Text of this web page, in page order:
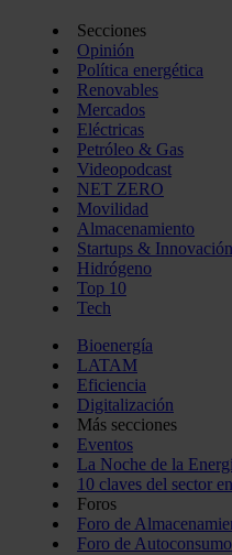
Secciones
Opinión
Política energética
Renovables
Mercados
Eléctricas
Petróleo & Gas
Videopodcast
NET ZERO
Movilidad
Almacenamiento
Startups & Innovación
Hidrógeno
Top 10
Tech
Bioenergía
LATAM
Eficiencia
Digitalización
Más secciones
Eventos
La Noche de la
10 claves del sector
Foros
Foro de
Foro de Autoconsumo